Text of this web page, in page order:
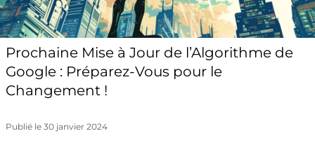
Prochaine Mise à Jour de l’Algorithme de
Google : Préparez-Vous pour le
Changement !
Publié le 30 janvier 2024